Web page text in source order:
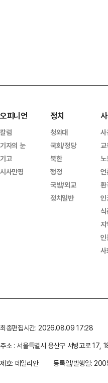
오피니언
칼럼
기자의 눈
기고
시사만평
정치
청와대
국회/정당
북한
행정
국방/외교
정치일반
사
교
노
언
환
지
인
사
최종편집시간: 2026.08.09 17:28
주소 : 서울특별시 용산구 서빙고로 17,
제호: 데일리안
등록일/발행일: